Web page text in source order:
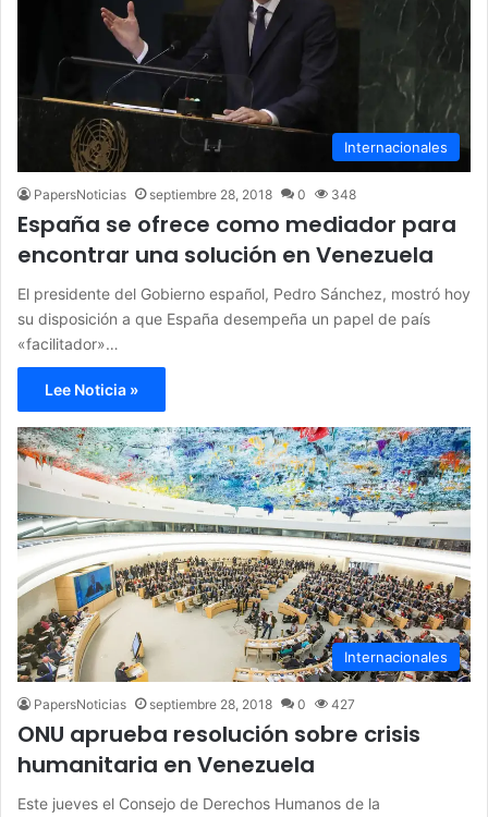
Internacionales
PapersNoticias septiembre 28, 2018 0 348
España se ofrece como mediador para
encontrar una solución en Venezuela
El presidente del Gobierno español, Pedro Sánchez, mostró hoy
su disposición a que España desempeña un papel de país
«facilitador»…
Lee Noticia »
Internacionales
PapersNoticias septiembre 28, 2018 0 427
ONU aprueba resolución sobre crisis
humanitaria en Venezuela
Este jueves el Consejo de Derechos Humanos de la